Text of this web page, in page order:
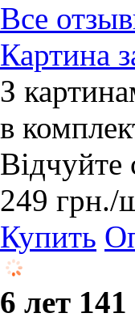
Все
Картина
З
в
249 грн./
Купить
6 лет